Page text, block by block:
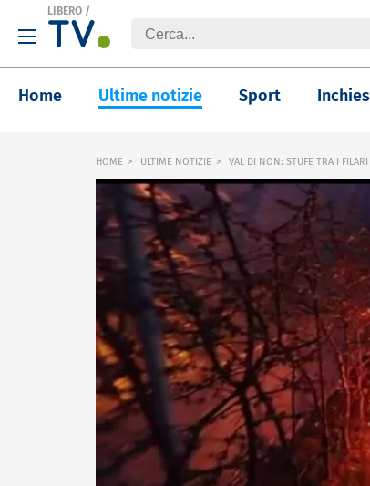
LIBERO /
Home Ultime notizie Sport
HOME ULTIME NOTIZIE VAL DI NON: STUFE TRA I